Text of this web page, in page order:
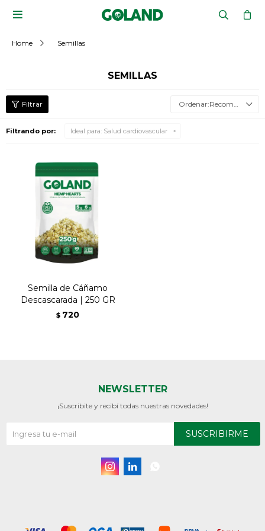

Home Semillas
SEMILLAS
Recomendados
Filtrando por: Ideal para: Salud cardiovascular
Semilla de Cáñamo
Descascarada | 250 GR
$ 720
NEWSLETTER
¡Suscribite y recibí todas nuestras novedades!
SUSCRIBIRME
 